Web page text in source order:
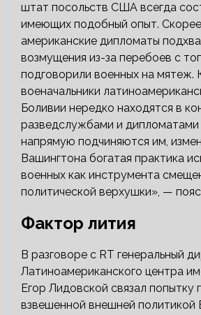
штат посольств США всегда
имеющих подобный опыт. Скорее
американские дипломаты
возмущения из-за перебоев с
подговорили военных на мятеж.
военачальники
Боливии нередко находятся в
разведслужбами и
напрямую подчиняются им,
Вашингтона богатая практика
военных как инструмента
политической верхушки», —
Фактор лития
В разговоре с RT генеральный
Латиноамериканского центра
Егор Лидовской связал попытку
взвешенной внешней политикой